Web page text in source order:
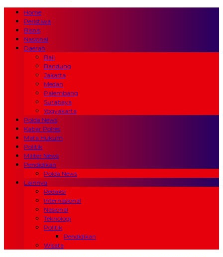
Home
Peristiwa
Bisnis
Nasional
Daerah
Bali
Bandung
Jakarta
Medan
Palembang
Surabaya
Yogyakarta
Polda News
Kabar Polres
Mata Hukum
Politik
Militer News
Pendidikan
Polda News
Lainnya
Redaksi
Internasional
Nasional
Teknologi
Politik
Pendidikan
Wisata